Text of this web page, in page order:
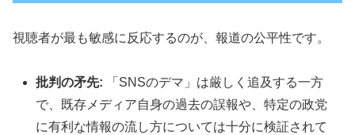
視聴者が最も敏感に反応するのが、報道の公平性です。
批判の矛先: 「SNSのデマ」は厳しく追及する一方
で、既存メディア自身の過去の誤報や、特定の政党
に有利な情報の流し方については十分に検証されて